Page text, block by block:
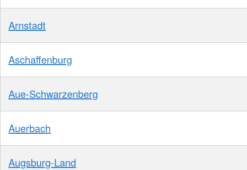
Arnstadt
Aschaffenburg
Aue-Schwarzenberg
Auerbach
Augsburg-Land